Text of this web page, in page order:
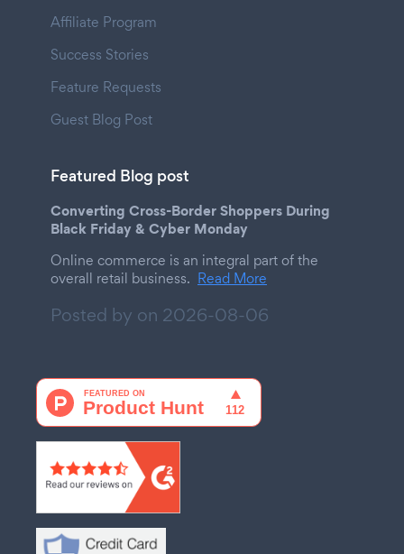
Affiliate Program
Success Stories
Feature Requests
Guest Blog Post
Featured Blog post
Converting Cross-Border Shoppers During
Black Friday & Cyber Monday
Online commerce is an integral part of the
overall retail business. Read More
Posted by on 2026-08-06